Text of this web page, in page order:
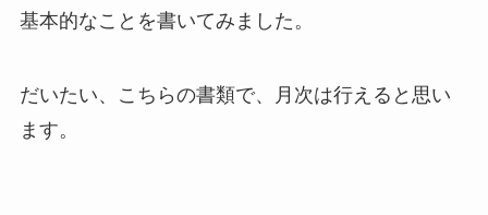
基本的なことを書いてみました。
だいたい、こちらの書類で、月次は行えると思い
ます。